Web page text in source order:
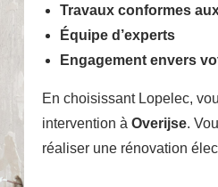
Travaux conformes
Équipe d’experts
Engagement envers
En choisissant Lopelec,
intervention à Overijse.
réaliser une rénovation